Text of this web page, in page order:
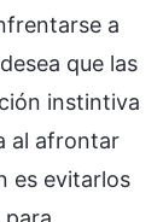
a
que las
instintiva
al afrontar
es evitarlos